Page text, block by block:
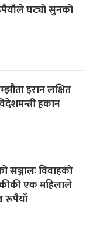
घट्यो सुनको
इरान लक्षित
हकान
विवाहको
एक महिलाले
रूपैयाँ